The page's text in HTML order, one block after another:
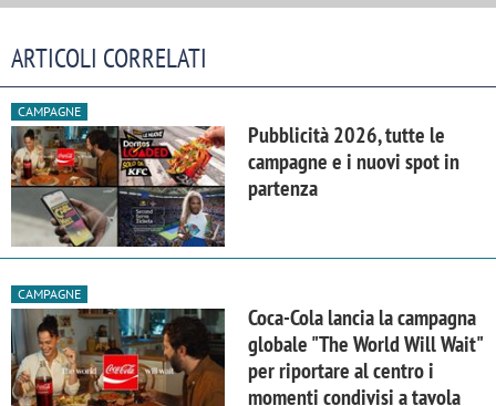
ARTICOLI CORRELATI
CAMPAGNE
Pubblicità 2026, tutte le
campagne e i nuovi spot in
partenza
CAMPAGNE
Coca-Cola lancia la campagna
globale "The World Will Wait"
per riportare al centro i
momenti condivisi a tavola